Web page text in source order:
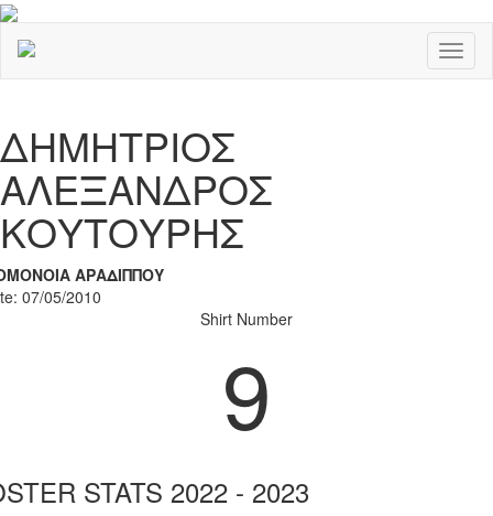
ΔΗΜΗΤΡΙΟΣ
ΑΛΕΞΑΝΔΡΟΣ
ΚΟΥΤΟΥΡΗΣ
ΑΡΑΔΙΠΠΟΥ
07/05/2010
Shirt Number
9
STATS 2022 - 2023